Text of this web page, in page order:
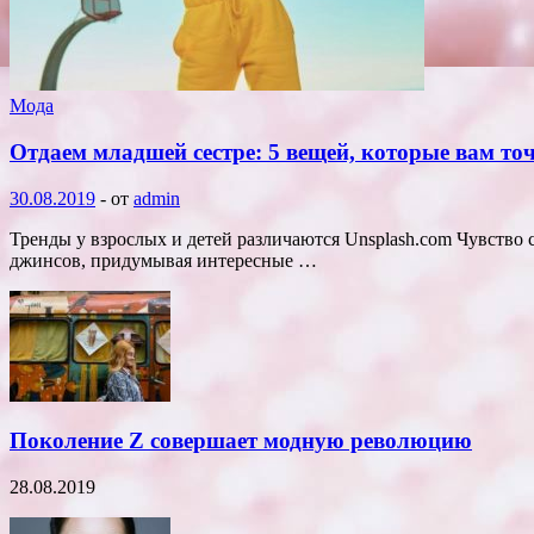
Мода
Отдаем младшей сестре: 5 вещей, которые вам
30.08.2019 - от admin
Тренды у взрослых и детей различаются Unsplash.com
джинсов, придумывая интересные …
Поколение Z совершает модную революцию
28.08.2019